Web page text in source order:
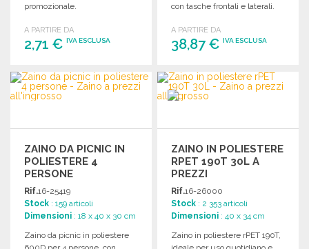
promozionale.
A PARTIRE DA
2,71 € IVA ESCLUSA
ORDINARE
Richiedi un preventivo
con tasche frontali e laterali.
A PARTIRE DA
38,87 €IVA ESCLUSA
ORDINARE
Richiedi un preventivo
ZAINO DA PICNIC IN
POLIESTERE 4
PERSONE
Rif.16-25419
Stock : 159 articoli
Dimensioni : 18 x 40 x 30 cm
Zaino da picnic in poliestere
ZAINO IN POLIESTERE
RPET 190T 30L A
PREZZI
ALL'INGROSSO
Rif.16-26000
Stock : 2 353 articoli
Dimensioni : 40 x 34 cm
Zaino in poliestere rPET 190T,